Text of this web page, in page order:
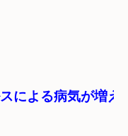
による病気が増え